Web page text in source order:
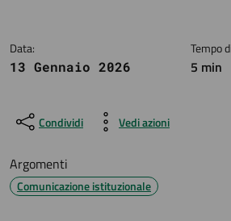
Data:
13 Gennaio 2026
Tempo
5 min
Condividi Vedi azioni
Argomenti
Comunicazione istituzionale